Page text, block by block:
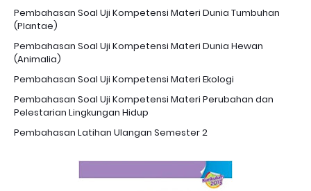
Pembahasan Soal Uji Kompetensi Materi Dunia Tumbuhan
(Plantae)
Pembahasan Soal Uji Kompetensi Materi Dunia Hewan
(Animalia)
Pembahasan Soal Uji Kompetensi Materi Ekologi
Pembahasan Soal Uji Kompetensi Materi Perubahan dan
Pelestarian Lingkungan Hidup
Pembahasan Latihan Ulangan Semester 2